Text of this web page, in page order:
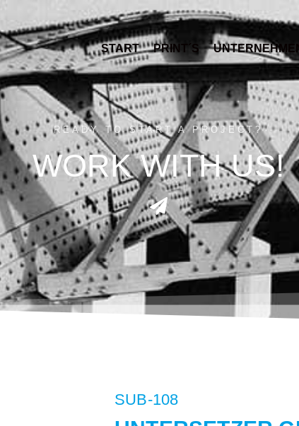
START PRINT´S UNTERNEHMEN
READY TO START A PROJECT?
WORK WITH US!
SUB-108